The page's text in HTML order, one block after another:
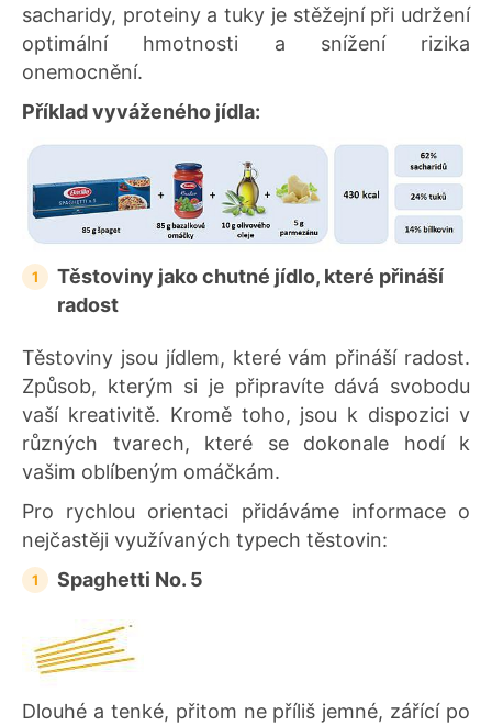
sacharidy, proteiny a tuky je stěžejní při udržení
optimální hmotnosti a snížení rizika
onemocnění.
Příklad vyváženého jídla:
Těstoviny jako chutné jídlo, které přináší
radost
Těstoviny jsou jídlem, které vám přináší radost.
Způsob, kterým si je připravíte dává svobodu
vaší kreativitě. Kromě toho, jsou k dispozici v
různých tvarech, které se dokonale hodí k
vašim oblíbeným omáčkám.
Pro rychlou orientaci přidáváme informace o
nejčastěji využívaných typech těstovin:
Spaghetti No. 5
Dlouhé a tenké, přitom ne příliš jemné, zářící po